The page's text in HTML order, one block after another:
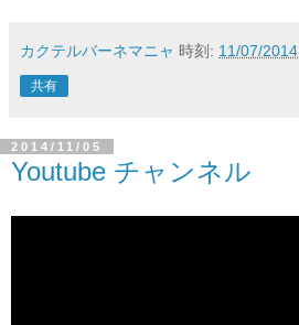
カクテルバーネマニャ 時刻: 11/07/2014
共有
2014/11/05
Youtube チャンネル